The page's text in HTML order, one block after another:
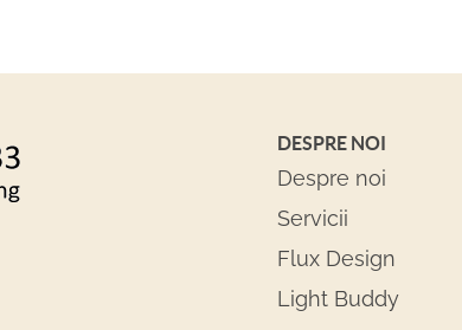
DESPRE NOI
Despre noi
Servicii
Flux Design
Light Buddy